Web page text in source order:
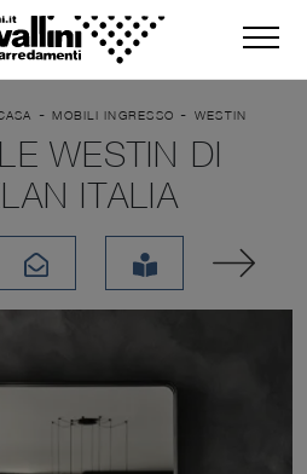
-MOBILI INGRESSO - WESTIN
WESTIN DI
ITALIA